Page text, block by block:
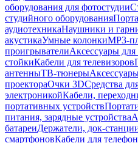
оборудования для фотостудии
студийного оборудования
аудиотехникаНаушники и
акустикаУмные колонкиMP3-
проигрывателиАксессуары для
стойкиКабели для телевизоров
антенныТВ-тюнеры
проектораОчки 3DСредства
электроникойКабели,
портативных устройств
питания, зарядные устройства
батареиДержатели, док-
смартфоновКабели для